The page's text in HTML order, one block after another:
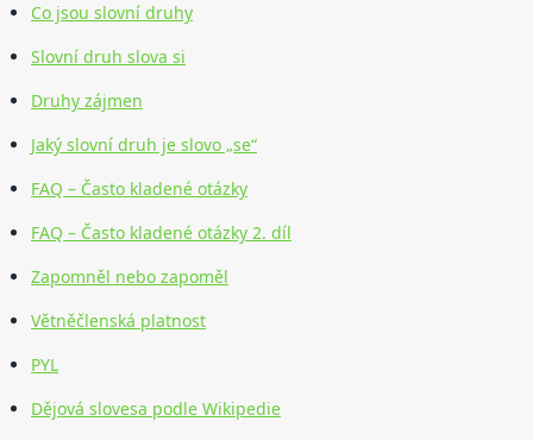
Co jsou slovní druhy
Slovní druh slova si
Druhy zájmen
Jaký slovní druh je slovo „se“
FAQ – Často kladené otázky
FAQ – Často kladené otázky 2. díl
Zapomněl nebo zapoměl
Větněčlenská platnost
PYL
Dějová slovesa podle Wikipedie